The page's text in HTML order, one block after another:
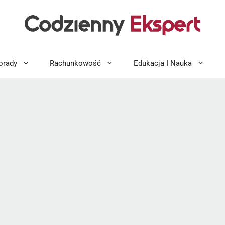
Rachunkowość Edukacja I Nauka